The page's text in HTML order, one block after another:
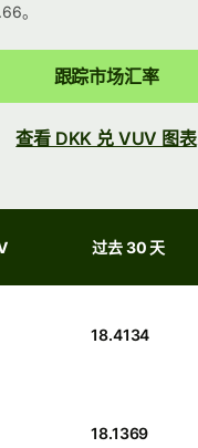
。
跟踪市场汇率
查看 DKK 兑 VUV 图表
过去 30 天
18.4134
18.1369